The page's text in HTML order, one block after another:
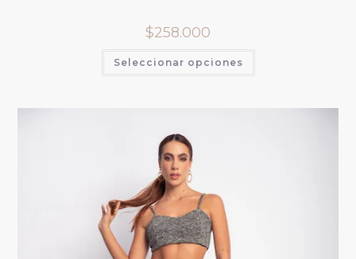
$258.000
Seleccionar opciones